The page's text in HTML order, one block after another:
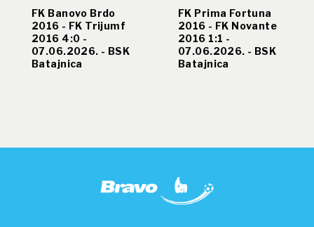
FK Banovo Brdo
2016 - FK Trijumf
2016 4:0 -
07.06.2026. - BSK
Batajnica
FK Prima Fortuna
2016 - FK Novante
2016 1:1 -
07.06.2026. - BSK
Batajnica